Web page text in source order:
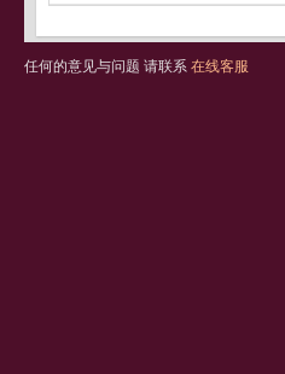
任何的意见与问题 请联系 在线客服